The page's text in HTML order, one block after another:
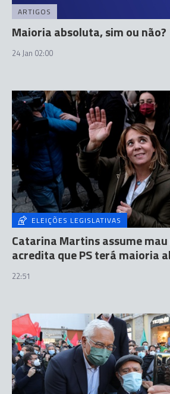
ARTIGOS
Maioria absoluta, sim ou não?
24 Jan 02:00
ELEIÇÕES LEGISLATIVAS
Catarina Martins assume
acredita que PS terá maioria
22:51